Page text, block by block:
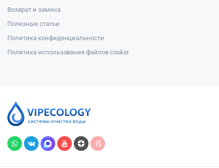
Возврат и замена
Полезные статьи
Политика конфиденциальности
Политика использования файлов cookie